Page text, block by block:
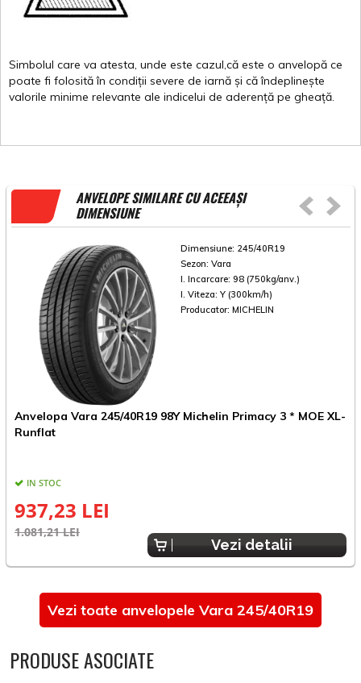
Simbolul care va atesta, unde este cazul,că este o anvelopă ce
poate fi folosită în condiții severe de iarnă și că îndeplinește
valorile minime relevante ale indicelui de aderență pe gheață.
ANVELOPE SIMILARE CU ACEEAȘI
DIMENSIUNE
Dimensiune: 245/40R19
Sezon: Vara
I. Incarcare: 98 (750kg/anv.)
I. Viteza: Y (300km/h)
Producator: MICHELIN
Anvelopa Vara 245/40R19 98Y Michelin Primacy 3 * MOE XL-
Runflat
IN STOC
937,23 LEI
1.081,21 LEI
Vezi detalii
Vezi toate anvelopele Vara 245/40R19
PRODUSE ASOCIATE